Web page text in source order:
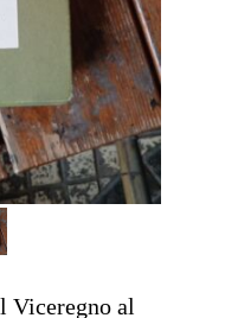
Viceregno al